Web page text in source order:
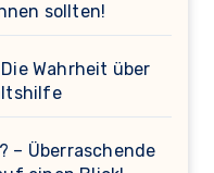
sollten!
Wahrheit über
– Überraschende